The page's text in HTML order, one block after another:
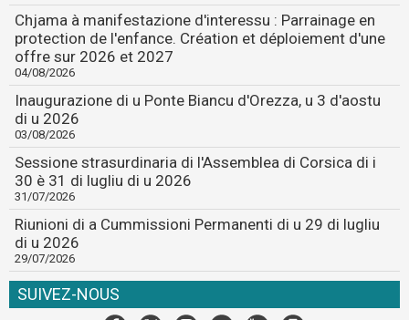
Chjama à manifestazione d'interessu : Parrainage en
protection de l'enfance. Création et déploiement d'une
offre sur 2026 et 2027
04/08/2026
Inaugurazione di u Ponte Biancu d'Orezza, u 3 d'aostu
di u 2026
03/08/2026
Sessione strasurdinaria di l'Assemblea di Corsica di i
30 è 31 di lugliu di u 2026
31/07/2026
Riunioni di a Cummissioni Permanenti di u 29 di lugliu
di u 2026
29/07/2026
SUIVEZ-NOUS